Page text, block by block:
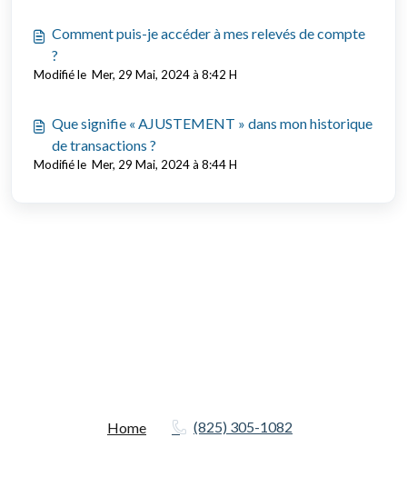
Comment puis-je accéder à mes relevés de compte
?
Modifié le Mer, 29 Mai, 2024 à 8:42 H
Que signifie « AJUSTEMENT » dans mon historique
de transactions ?
Modifié le Mer, 29 Mai, 2024 à 8:44 H
Home (825) 305-1082